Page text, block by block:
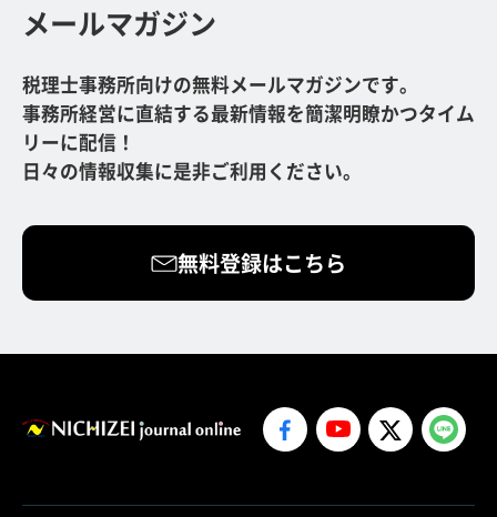
メールマガジン
税理士事務所向けの無料メールマガジンです。
事務所経営に直結する最新情報を簡潔明瞭かつタイム
リーに配信！
日々の情報収集に是非ご利用ください。
無料登録はこちら